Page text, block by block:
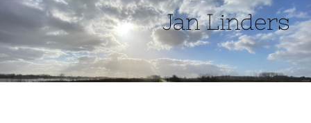
Jan Linders